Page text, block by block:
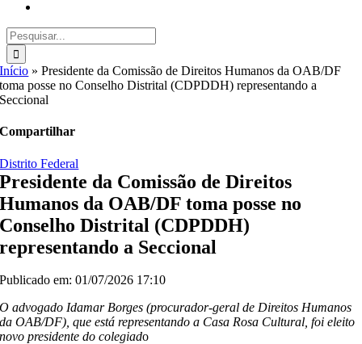
Buscar
resultados
para:
Início »Presidente da Comissão de Direitos Humanos da OAB/DF
toma posse no Conselho Distrital (CDPDDH) representando a
Seccional
Compartilhar
Distrito Federal
Presidente da Comissão de Direitos
Humanos da OAB/DF toma posse no
Conselho Distrital (CDPDDH)
representando a Seccional
Publicado em: 01/07/2026 17:10
O advogado Idamar Borges (procurador-geral de Direitos Humanos
da OAB/DF), que está representando a Casa Rosa Cultural, foi eleito
novo presidente do colegiado